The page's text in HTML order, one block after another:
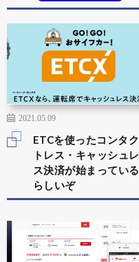
2021.05.09
ETCを使ったコンタク
トレス・キャッシュレ
ス決済が始まっている
らしいぞ